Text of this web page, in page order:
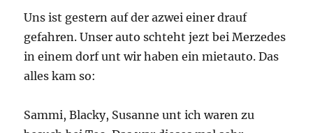
Uns ist gestern auf der azwei einer drauf
gefahren. Unser auto schteht jezt bei Merzedes
in einem dorf unt wir haben ein mietauto. Das
alles kam so:
Sammi, Blacky, Susanne unt ich waren zu